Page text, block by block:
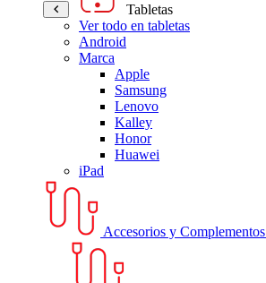
Tabletas
Ver todo en tabletas
Android
Marca
Apple
Samsung
Lenovo
Kalley
Honor
Huawei
iPad
Accesorios y Complementos